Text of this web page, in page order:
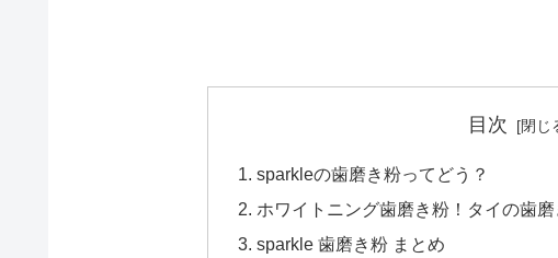
目次
sparkleの歯磨き粉ってどう？
ホワイトニング歯磨き粉！タイの歯
sparkle 歯磨き粉 まとめ